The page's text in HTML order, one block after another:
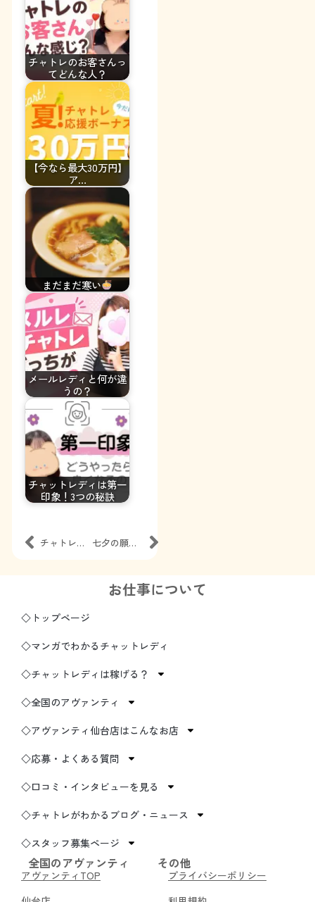
チャトレのお客さんっ
てどんな人？
【今なら最大30万円】
ア…
まだまだ寒い
メールレディと何が違
うの？
チャットレディは第一
印象！3つの秘訣
チャトレって身バレしない？ 七夕の願いごと、チャトレで
お仕事について
◇トップページ
◇マンガでわかるチャットレディ
◇チャットレディは稼げる？
◇全国のアヴァンティ
◇アヴァンティ仙台店はこんなお店
◇応募・よくある質問
◇口コミ・インタビューを見る
◇チャトレがわかるブログ・ニュース
◇スタッフ募集ページ
全国のアヴァンティ
アヴァンティTOP
その他
プライバシーポリシー